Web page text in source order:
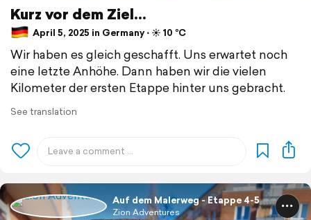
Kurz vor dem Ziel...
April 5, 2025 in Germany ⋅ ☀️ 10 °C
Wir haben es gleich geschafft. Uns erwartet noch
eine letzte Anhöhe. Dann haben wir die vielen
Kilometer der ersten Etappe hinter uns gebracht.
See translation
Auf dem Malerweg - Etappe 4-5
Zion Adventures